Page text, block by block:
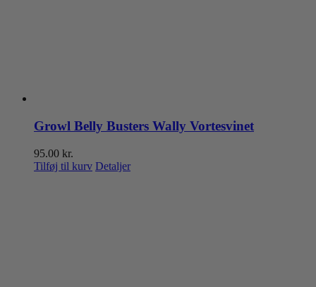
Growl Belly Busters Wally Vortesvinet
95.00 kr.
Tilføj til kurv Detaljer